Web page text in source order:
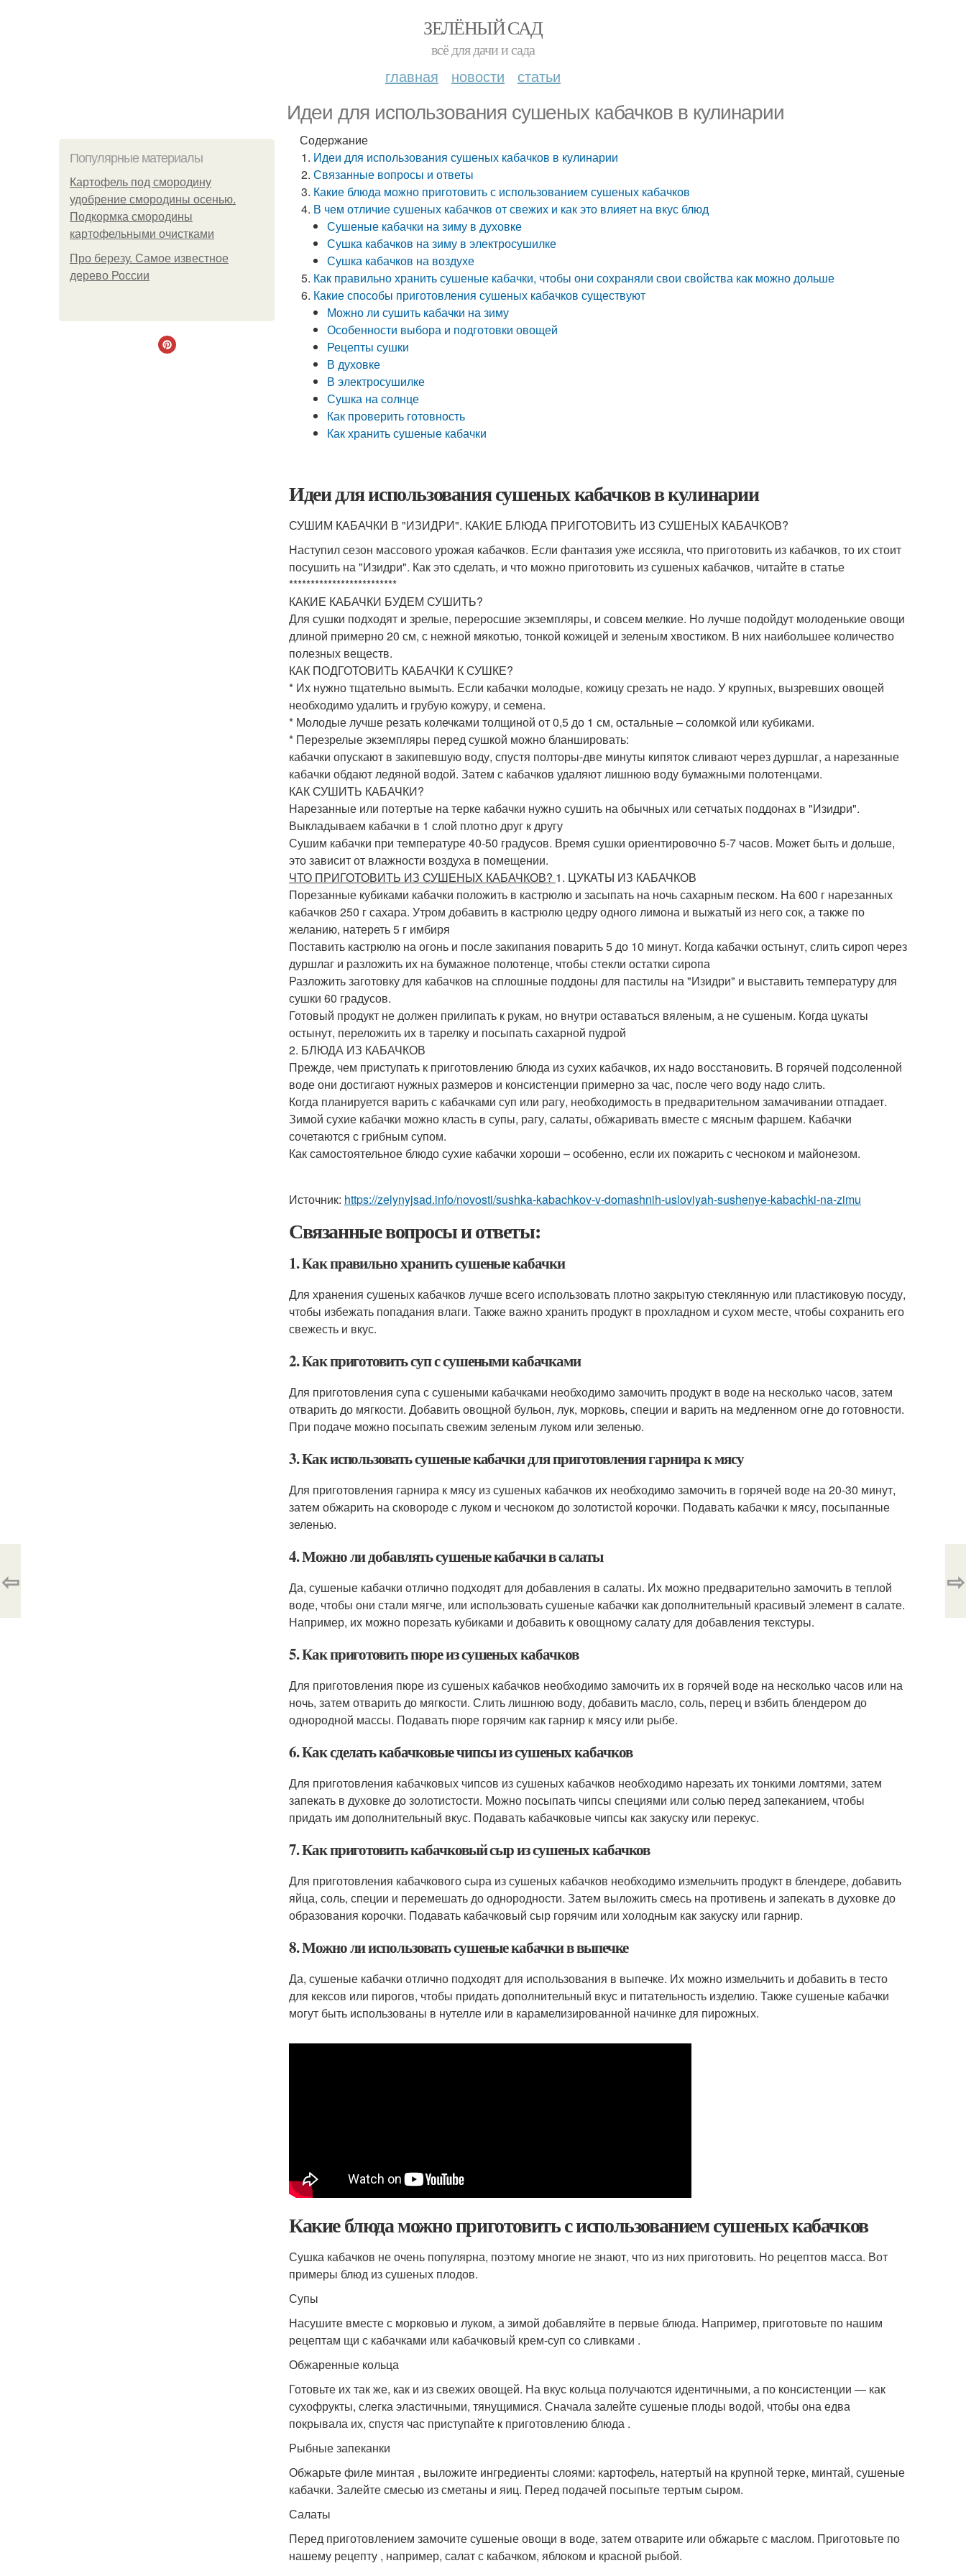
ЗЕЛЁНЫЙ САД
всё для дачи и сада
главная новости статьи
Идеи для использования сушеных кабачков в кулинарии
Популярные материалы
Картофель под смородину
удобрение смородины осенью.
Подкормка смородины
картофельными очистками
Про березу. Самое известное
дерево России
Содержание
Идеи для использования сушеных кабачков в кулинарии
Связанные вопросы и ответы
Какие блюда можно приготовить с использованием сушеных кабачков
В чем отличие сушеных кабачков от свежих и как это влияет на вкус блюд
Сушеные кабачки на зиму в духовке
Сушка кабачков на зиму в электросушилке
Сушка кабачков на воздухе
Как правильно хранить сушеные кабачки, чтобы они сохраняли свои свойства как можно дольше
Какие способы приготовления сушеных кабачков существуют
Можно ли сушить кабачки на зиму
Особенности выбора и подготовки овощей
Рецепты сушки
В духовке
В электросушилке
Сушка на солнце
Как проверить готовность
Как хранить сушеные кабачки
Идеи для использования сушеных кабачков в кулинарии
СУШИМ КАБАЧКИ В "ИЗИДРИ". КАКИЕ БЛЮДА ПРИГОТОВИТЬ ИЗ СУШЕНЫХ КАБАЧКОВ?
Наступил сезон массового урожая кабачков. Если фантазия уже иссякла, что приготовить из кабачков, то их стоит
посушить на "Изидри". Как это сделать, и что можно приготовить из сушеных кабачков, читайте в статье
*************************
КАКИЕ КАБАЧКИ БУДЕМ СУШИТЬ?
Для сушки подходят и зрелые, переросшие экземпляры, и совсем мелкие. Но лучше подойдут молоденькие овощи
длиной примерно 20 см, с нежной мякотью, тонкой кожицей и зеленым хвостиком. В них наибольшее количество
полезных веществ.
КАК ПОДГОТОВИТЬ КАБАЧКИ К СУШКЕ?
* Их нужно тщательно вымыть. Если кабачки молодые, кожицу срезать не надо. У крупных, вызревших овощей
необходимо удалить и грубую кожуру, и семена.
* Молодые лучше резать колечками толщиной от 0,5 до 1 см, остальные – соломкой или кубиками.
* Перезрелые экземпляры перед сушкой можно бланшировать:
кабачки опускают в закипевшую воду, спустя полторы-две минуты кипяток сливают через дуршлаг, а нарезанные
кабачки обдают ледяной водой. Затем с кабачков удаляют лишнюю воду бумажными полотенцами.
КАК СУШИТЬ КАБАЧКИ?
Нарезанные или потертые на терке кабачки нужно сушить на обычных или сетчатых поддонах в "Изидри".
Выкладываем кабачки в 1 слой плотно друг к другу
Сушим кабачки при температуре 40-50 градусов. Время сушки ориентировочно 5-7 часов. Может быть и дольше,
это зависит от влажности воздуха в помещении.
ЧТО ПРИГОТОВИТЬ ИЗ СУШЕНЫХ КАБАЧКОВ? 1. ЦУКАТЫ ИЗ КАБАЧКОВ
Порезанные кубиками кабачки положить в кастрюлю и засыпать на ночь сахарным песком. На 600 г нарезанных
кабачков 250 г сахара. Утром добавить в кастрюлю цедру одного лимона и выжатый из него сок, а также по
желанию, натереть 5 г имбиря
Поставить кастрюлю на огонь и после закипания поварить 5 до 10 минут. Когда кабачки остынут, слить сироп через
дуршлаг и разложить их на бумажное полотенце, чтобы стекли остатки сиропа
Разложить заготовку для кабачков на сплошные поддоны для пастилы на "Изидри" и выставить температуру для
сушки 60 градусов.
Готовый продукт не должен прилипать к рукам, но внутри оставаться вяленым, а не сушеным. Когда цукаты
остынут, переложить их в тарелку и посыпать сахарной пудрой
2. БЛЮДА ИЗ КАБАЧКОВ
Прежде, чем приступать к приготовлению блюда из сухих кабачков, их надо восстановить. В горячей подсоленной
воде они достигают нужных размеров и консистенции примерно за час, после чего воду надо слить.
Когда планируется варить с кабачками суп или рагу, необходимость в предварительном замачивании отпадает.
Зимой сухие кабачки можно класть в супы, рагу, салаты, обжаривать вместе с мясным фаршем. Кабачки
сочетаются с грибным супом.
Как самостоятельное блюдо сухие кабачки хороши – особенно, если их пожарить с чесноком и майонезом.
Источник: https://zelynyjsad.info/novosti/sushka-kabachkov-v-domashnih-usloviyah-sushenye-kabachki-na-zimu
Связанные вопросы и ответы:
1. Как правильно хранить сушеные кабачки
Для хранения сушеных кабачков лучше всего использовать плотно закрытую стеклянную или пластиковую посуду,
чтобы избежать попадания влаги. Также важно хранить продукт в прохладном и сухом месте, чтобы сохранить его
свежесть и вкус.
2. Как приготовить суп с сушеными кабачками
Для приготовления супа с сушеными кабачками необходимо замочить продукт в воде на несколько часов, затем
отварить до мягкости. Добавить овощной бульон, лук, морковь, специи и варить на медленном огне до готовности.
При подаче можно посыпать свежим зеленым луком или зеленью.
3. Как использовать сушеные кабачки для приготовления гарнира к мясу
Для приготовления гарнира к мясу из сушеных кабачков их необходимо замочить в горячей воде на 20-30 минут,
затем обжарить на сковороде с луком и чесноком до золотистой корочки. Подавать кабачки к мясу, посыпанные
зеленью.
4. Можно ли добавлять сушеные кабачки в салаты
Да, сушеные кабачки отлично подходят для добавления в салаты. Их можно предварительно замочить в теплой
воде, чтобы они стали мягче, или использовать сушеные кабачки как дополнительный красивый элемент в салате.
Например, их можно порезать кубиками и добавить к овощному салату для добавления текстуры.
5. Как приготовить пюре из сушеных кабачков
Для приготовления пюре из сушеных кабачков необходимо замочить их в горячей воде на несколько часов или на
ночь, затем отварить до мягкости. Слить лишнюю воду, добавить масло, соль, перец и взбить блендером до
однородной массы. Подавать пюре горячим как гарнир к мясу или рыбе.
6. Как сделать кабачковые чипсы из сушеных кабачков
Для приготовления кабачковых чипсов из сушеных кабачков необходимо нарезать их тонкими ломтями, затем
запекать в духовке до золотистости. Можно посыпать чипсы специями или солью перед запеканием, чтобы
придать им дополнительный вкус. Подавать кабачковые чипсы как закуску или перекус.
7. Как приготовить кабачковый сыр из сушеных кабачков
Для приготовления кабачкового сыра из сушеных кабачков необходимо измельчить продукт в блендере, добавить
яйца, соль, специи и перемешать до однородности. Затем выложить смесь на противень и запекать в духовке до
образования корочки. Подавать кабачковый сыр горячим или холодным как закуску или гарнир.
8. Можно ли использовать сушеные кабачки в выпечке
Да, сушеные кабачки отлично подходят для использования в выпечке. Их можно измельчить и добавить в тесто
для кексов или пирогов, чтобы придать дополнительный вкус и питательность изделию. Также сушеные кабачки
могут быть использованы в нутелле или в карамелизированной начинке для пирожных.
Какие блюда можно приготовить с использованием сушеных кабачков
Сушка кабачков не очень популярна, поэтому многие не знают, что из них приготовить. Но рецептов масса. Вот
примеры блюд из сушеных плодов.
Супы
Насушите вместе с морковью и луком, а зимой добавляйте в первые блюда. Например, приготовьте по нашим
рецептам щи с кабачками или кабачковый крем-суп со сливками .
Обжаренные кольца
Готовьте их так же, как и из свежих овощей. На вкус кольца получаются идентичными, а по консистенции — как
сухофрукты, слегка эластичными, тянущимися. Сначала залейте сушеные плоды водой, чтобы она едва
покрывала их, спустя час приступайте к приготовлению блюда .
Рыбные запеканки
Обжарьте филе минтая , выложите ингредиенты слоями: картофель, натертый на крупной терке, минтай, сушеные
кабачки. Залейте смесью из сметаны и яиц. Перед подачей посыпьте тертым сыром.
Салаты
Перед приготовлением замочите сушеные овощи в воде, затем отварите или обжарьте с маслом. Приготовьте по
нашему рецепту , например, салат с кабачком, яблоком и красной рыбой.
⇦ ⇨